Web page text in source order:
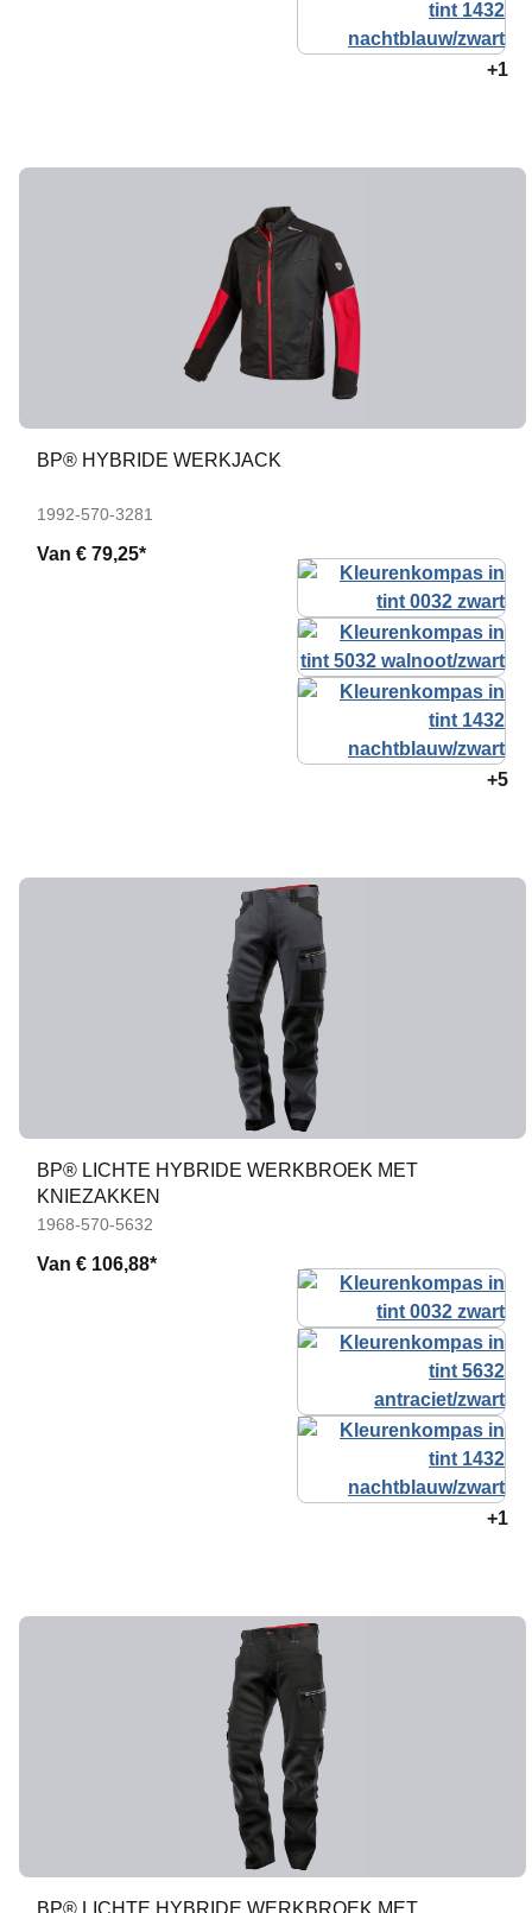
+1
BP® HYBRIDE WERKJACK
1992-570-3281
Van € 79,25*
+5
BP® LICHTE HYBRIDE WERKBROEK MET
KNIEZAKKEN
1968-570-5632
Van € 106,88*
+1
BP® LICHTE HYBRIDE WERKBROEK MET